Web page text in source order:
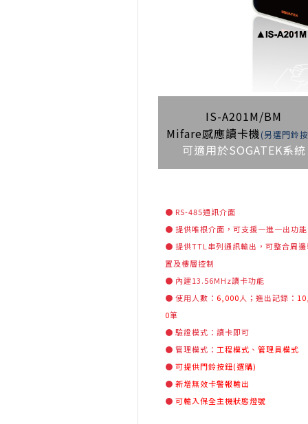
IS-A201M/BM
Mifare感應讀卡機(另選門鈴
可適用於SOGATEK系統
● RS-485通訊介面
● 提供唯根介面，可支援一進一出功能
● 提供TTL串列通訊輸出，可整合周
置及樓層控制
● 內建13.56MHz讀卡功能
● 使用人數： 6,000人；進出記錄：
0筆
● 驗證模式：讀卡即可
● 管理模式： 工程模式 、 管理員模式
● 可提供門鈴按鈕(選購)
● 新增無效卡警報輸出
● 可輸入保全主機狀態燈號